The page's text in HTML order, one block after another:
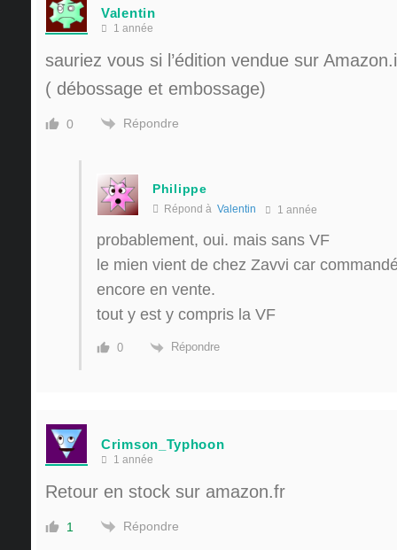
Valentin
1 année
sauriez vous si l’édition vendue sur
( débossage et embossage)
0 Répondre
Philippe
Répond à Valentin 1 année
probablement, oui. mais sans VF
le mien vient de chez Zavvi car
encore en vente.
tout y est y compris la VF
0 Répondre
Crimson_Typhoon
1 année
Retour en stock sur amazon.fr
1 Répondre